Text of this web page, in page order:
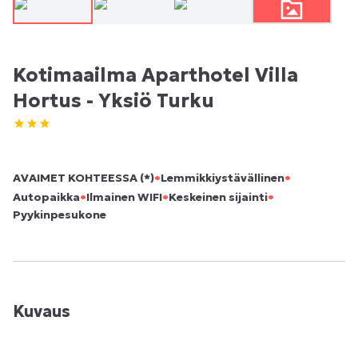
Kotimaailma Aparthotel Villa
Hortus - Yksiö Turku
AVAIMET KOHTEESSA (*)•Lemmikkiystävällinen•
Autopaikka•Ilmainen WIFI•Keskeinen sijainti•
Pyykinpesukone
Kuvaus